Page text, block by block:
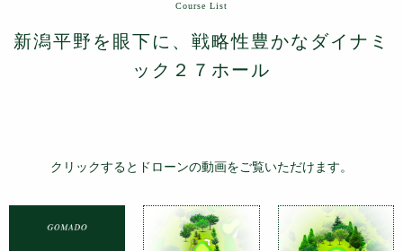
Course List
新潟平野を眼下に、戦略性豊かなダイナミ
ック２７ホール
クリックするとドローンの動画をご覧いただけます。